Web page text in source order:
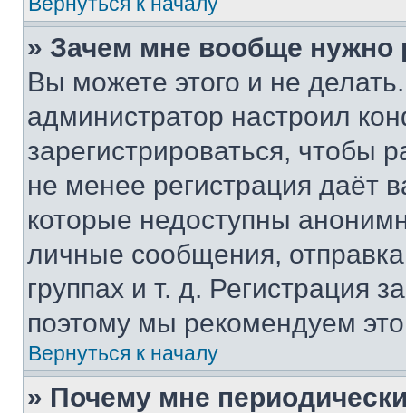
» Зачем мне вообще нужно
Вы можете этого и не
администратор настроил
зарегистрироваться, чтобы
не менее регистрация даёт
которые недоступны
личные сообщения,
группах и т. д. Регистрация
поэтому мы рекомендуем
Вернуться к началу
» Почему мне